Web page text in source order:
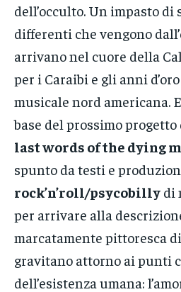
dell’occulto. Un impasto di
differenti che vengono
arrivano nel cuore della
per i Caraibi e gli anni
musicale nord americana.
base del prossimo progetto
last words of the dying
spunto da testi e
rock’n’roll/psycobilly di
per arrivare alla
marcatamente pittoresca
gravitano attorno ai punti
dell’esistenza umana: